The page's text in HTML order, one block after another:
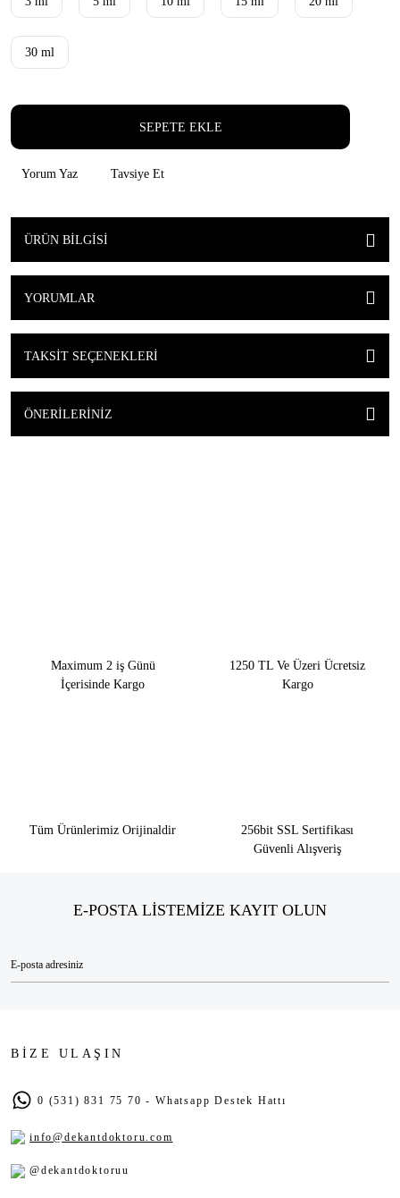
30 ml
SEPETE EKLE
Yorum Yaz Tavsiye Et
ÜRÜN BILGISI
YORUMLAR
TAKSIT SEÇENEKLERI
ÖNERILERINIZ
Maximum 2 iş Günü
İçerisinde Kargo
1250 TL Ve Üzeri Ücretsiz
Kargo
Tüm Ürünlerimiz Orijinaldir
256bit SSL Sertifikası
Güvenli Alışveriş
E-POSTA LİSTEMİZE KAYIT OLUN
BİZE ULAŞIN
0 (531) 831 75 70 - Whatsapp Destek Hattı
info@dekantdoktoru.com
@dekantdoktoruu